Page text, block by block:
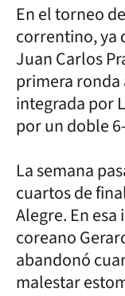
En el torneo
correntino, ya
Juan Carlos
primera ronda
integrada por
por un doble
La semana
cuartos de
Alegre. En
coreano
abandonó
malestar